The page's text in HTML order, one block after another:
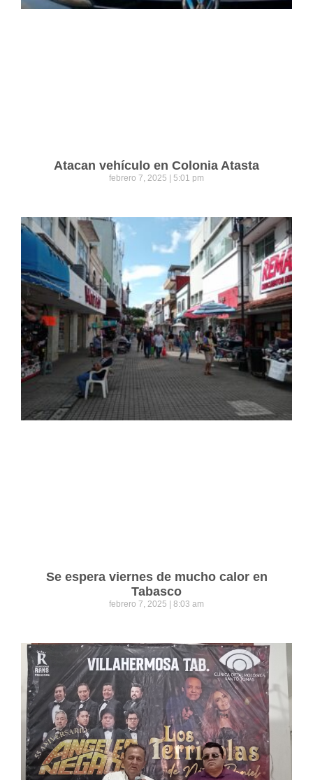
Atacan vehículo en Colonia Atasta
febrero 7, 2025 5:01 pm
Se espera viernes de mucho calor en
Tabasco
febrero 7, 2025 8:03 am